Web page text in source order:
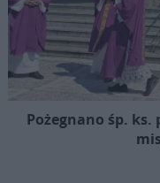
Pożegnano śp. ks.